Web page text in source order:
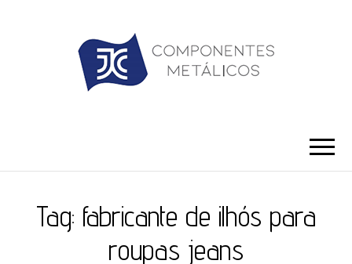
Tag: fabricante de ilhós para
roupas jeans